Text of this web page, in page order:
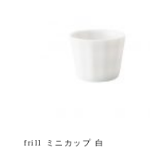
frill ミニカップ 白